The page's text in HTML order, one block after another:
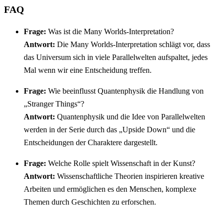
FAQ
Frage: Was ist die Many Worlds-Interpretation?
Antwort: Die Many Worlds-Interpretation schlägt vor, dass
das Universum sich in viele Parallelwelten aufspaltet, jedes
Mal wenn wir eine Entscheidung treffen.
Frage: Wie beeinflusst Quantenphysik die Handlung von
„Stranger Things“?
Antwort: Quantenphysik und die Idee von Parallelwelten
werden in der Serie durch das „Upside Down“ und die
Entscheidungen der Charaktere dargestellt.
Frage: Welche Rolle spielt Wissenschaft in der Kunst?
Antwort: Wissenschaftliche Theorien inspirieren kreative
Arbeiten und ermöglichen es den Menschen, komplexe
Themen durch Geschichten zu erforschen.